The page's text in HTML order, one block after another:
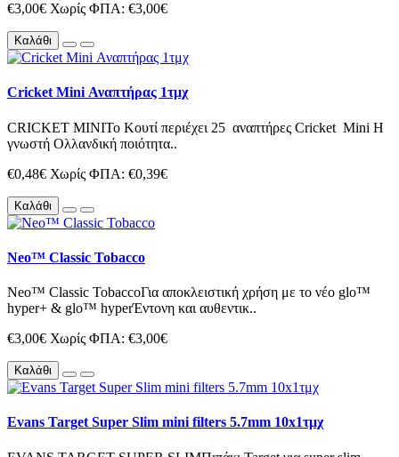
€3,00€ Χωρίς ΦΠΑ: €3,00€
Καλάθι
Cricket Mini Αναπτήρας 1τμχ
CRICKET MINIΤο Κουτί περιέχει 25 αναπτήρες Cricket Mini Η
γνωστή Ολλανδική ποιότητα..
€0,48€ Χωρίς ΦΠΑ: €0,39€
Καλάθι
Neo™ Classic Tobacco
Neo™ Classic TobaccoΓια αποκλειστική χρήση με το νέο glo™
hyper+ & glo™ hyperΈντονη και αυθεντικ..
€3,00€ Χωρίς ΦΠΑ: €3,00€
Καλάθι
Evans Target Super Slim mini filters 5.7mm 10x1τμχ